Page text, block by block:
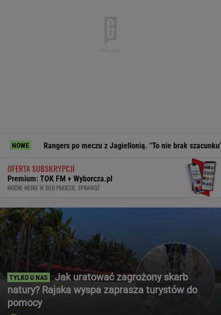
NOWEpo meczu z Jagiellonią. "To nie brak szacunku"
OFERTA SUBSKRYPCJI
Premium: TOK FM + Wyborcza.pl
MOCNE MEDIA W DUO PAKIECIE. SPRAWDŹ
Jak uratować zagrożony skarb
natury? Rajska wyspa zaprasza turystów do
pomocy